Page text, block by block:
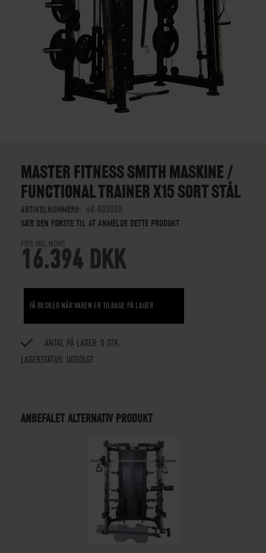
BILLEDGALLERIET
MASTER FITNESS SMITH MASKINE /
FUNCTIONAL TRAINER X15 SORT STÅL
ARTIKELNUMMER
68-803000
VÆR DEN FØRSTE TIL AT ANMELDE DETTE PRODUKT
PRIS INKL.MOMS
16.394 DKK
FÅ BESKED NÅR VAREN ER TILBAGE PÅ LAGER
LAGERSTATUS: UDSOLGT
ANTAL PÅ LAGER: 0 STK.
ANBEFALET ALTERNATIV PRODUKT